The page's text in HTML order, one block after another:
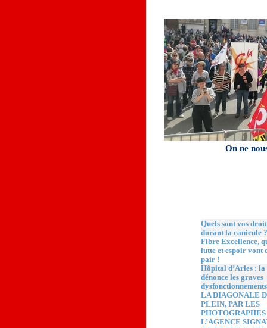
On ne
Quels sont vos
durant la canicule ?
Fibre Excellence,
lutte et espoir vont
pair !
Hôpital d’Arles : la
dénonce les graves
dysfonctionnements
LA DIAGONALE
PLEIN, PAR LES
PHOTOGRAPHES
L’AGENCE